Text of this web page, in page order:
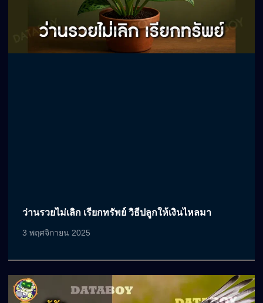
ว่านรวยไม่เลิก เรียกทรัพย์ วิธีปลูกให้เงินไหลมา
3 พฤศจิกายน 2025